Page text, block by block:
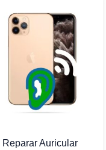
Reparar Auricular